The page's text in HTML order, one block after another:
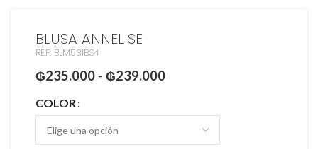
BLUSA ANNELISE
REF: BLM531BS4
₲235.000 - ₲239.000
COLOR